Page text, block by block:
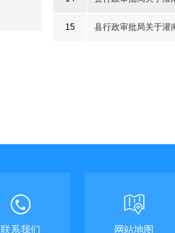
15 县行政审批局关于灌
联系我们 网站地图